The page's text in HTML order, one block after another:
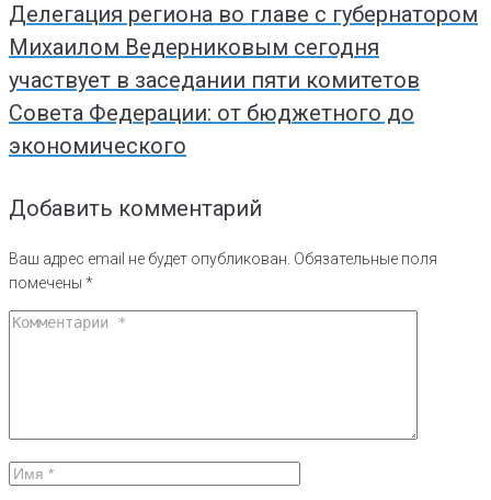
Делегация региона во главе с губернатором
Михаилом Ведерниковым сегодня
участвует в заседании пяти комитетов
Совета Федерации: от бюджетного до
экономического
Добавить комментарий
Ваш адрес email не будет опубликован. Обязательные поля
помечены *